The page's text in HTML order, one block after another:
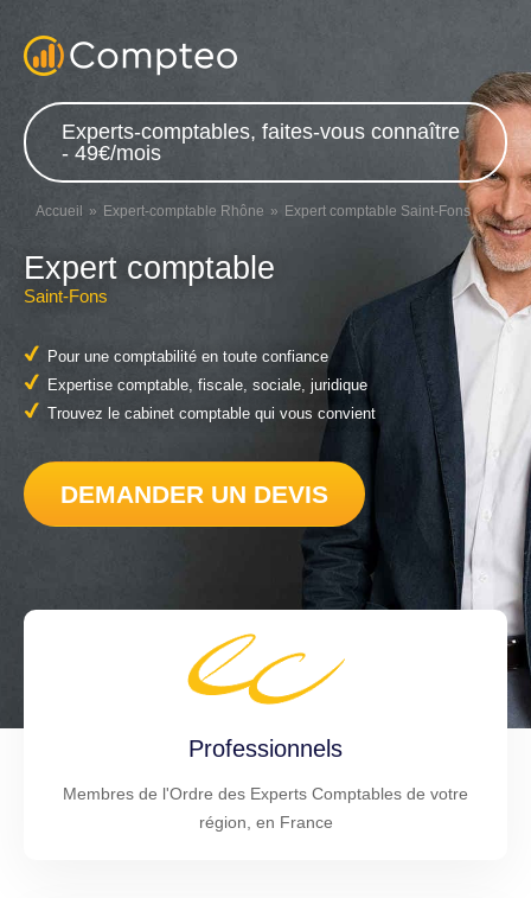
Experts-comptables, faites-vous connaître
- 49€/mois
Accueil Expert-comptable Rhône Expert comptable Saint-Fons
Expert comptable
Saint-Fons
Pour une comptabilité en toute confiance
Expertise comptable, fiscale, sociale, juridique
Trouvez le cabinet comptable qui vous convient
DEMANDER UN DEVIS
Professionnels
Membres de l'Ordre des Experts Comptables de votre
région, en France